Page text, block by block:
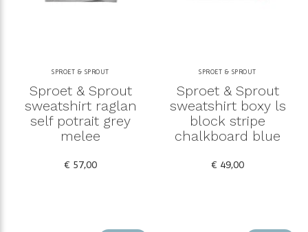
SPROET & SPROUT
Sproet & Sprout
sweatshirt raglan
self potrait grey
melee
€ 57,00
SPROET & SPROUT
Sproet & Sprout
sweatshirt boxy ls
block stripe
chalkboard blue
€ 49,00